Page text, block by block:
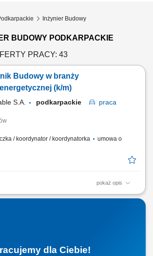
Inżynier Budowy
BUDOWY PODKARPACKIE
PRACY: 43
Budowy w branży
(k/m)
S.A. podkarpackie
praca
/ koordynator / koordynatorka
umowa o
pokaż opis
Kraków lub Myślenice oraz budowy na
funkcji Kierownika Budowy podczas realizacji
szczególne budowy linii kablowych
min...
dla Ciebie!